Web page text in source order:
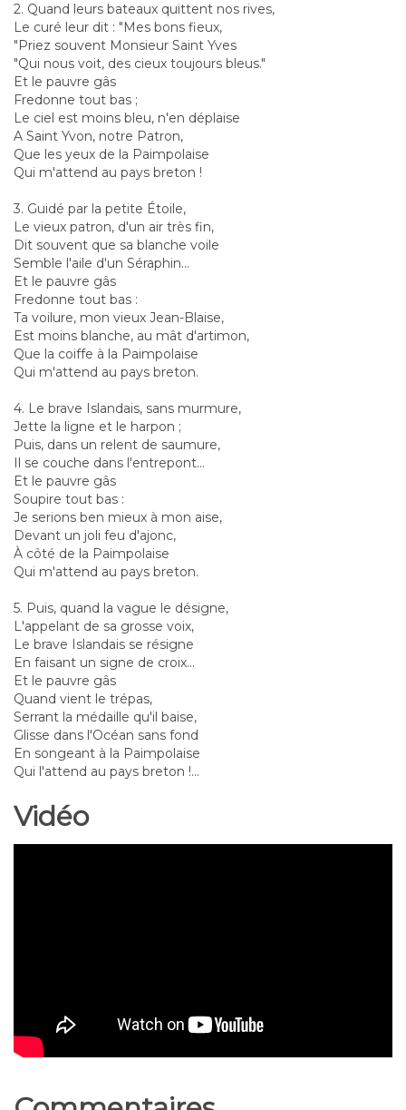
2. Quand leurs bateaux quittent nos rives,
Le curé leur dit : "Mes bons fieux,
"Priez souvent Monsieur Saint Yves
"Qui nous voit, des cieux toujours bleus."
Et le pauvre gâs
Fredonne tout bas ;
Le ciel est moins bleu, n'en déplaise
A Saint Yvon, notre Patron,
Que les yeux de la Paimpolaise
Qui m'attend au pays breton !
3. Guidé par la petite Étoile,
Le vieux patron, d'un air très fin,
Dit souvent que sa blanche voile
Semble l'aile d'un Séraphin...
Et le pauvre gâs
Fredonne tout bas :
Ta voilure, mon vieux Jean-Blaise,
Est moins blanche, au mât d'artimon,
Que la coiffe à la Paimpolaise
Qui m'attend au pays breton.
4. Le brave Islandais, sans murmure,
Jette la ligne et le harpon ;
Puis, dans un relent de saumure,
Il se couche dans l'entrepont...
Et le pauvre gâs
Soupire tout bas :
Je serions ben mieux à mon aise,
Devant un joli feu d'ajonc,
À côté de la Paimpolaise
Qui m'attend au pays breton.
5. Puis, quand la vague le désigne,
L'appelant de sa grosse voix,
Le brave Islandais se résigne
En faisant un signe de croix...
Et le pauvre gâs
Quand vient le trépas,
Serrant la médaille qu'il baise,
Glisse dans l'Océan sans fond
En songeant à la Paimpolaise
Qui l'attend au pays breton !...
Vidéo